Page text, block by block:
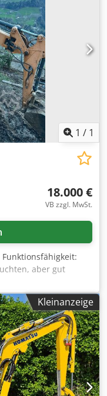
11,8 kw,
Bitte , Irrtümer
An Hjck
1 / 1
18.000 €
VB zzgl. MwSt.
Funktionsfähigkeit:
aber gut
und in guten
Kleinanzeige